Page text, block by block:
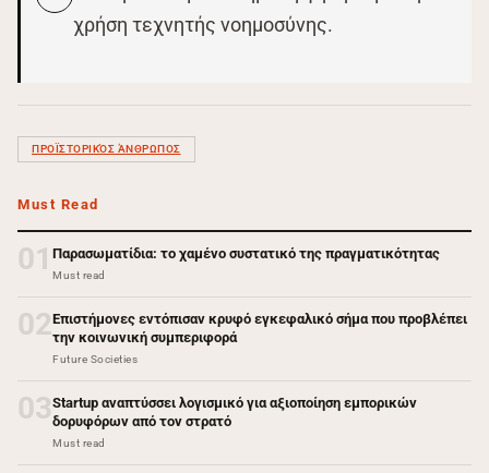
χρήση τεχνητής νοημοσύνης.
ΠΡΟΪΣΤΟΡΙΚΌΣ ΆΝΘΡΩΠΟΣ
Must Read
01 Παρασωματίδια: το χαμένο συστατικό της πραγματικότητας
Must read
02Επιστήμονες εντόπισαν κρυφό εγκεφαλικό σήμα που προβλέπει
την κοινωνική συμπεριφορά
Future Societies
03Startup αναπτύσσει λογισμικό για αξιοποίηση εμπορικών
δορυφόρων από τον στρατό
Must read